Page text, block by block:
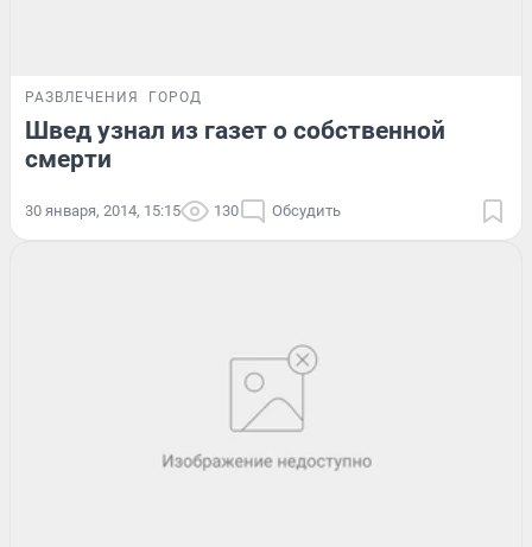
РАЗВЛЕЧЕНИЯ ГОРОД
Швед узнал из газет о собственной
смерти
30 января, 2014, 15:15 130 Обсудить